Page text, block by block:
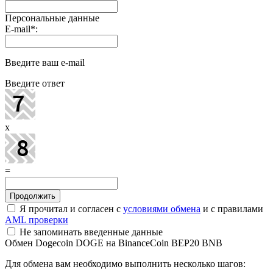
Персональные данные
E-mail*:
Введите ваш e-mail
Введите ответ
x
=
Я прочитал и согласен с условиями обмена и с правилами
AML проверки
Не запоминать введенные данные
Обмен Dogecoin DOGE на BinanceCoin BEP20 BNB
Для обмена вам необходимо выполнить несколько шагов: